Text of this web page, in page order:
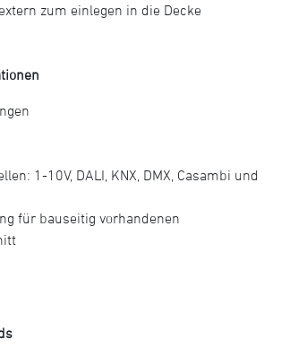
zum einlegen in die Decke
1-10V, DALI, KNX, DMX, Casambi und
für bauseitig vorhandenen